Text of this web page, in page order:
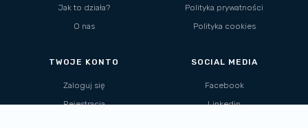
Jak to działa?
O nas
Polityka prywatności
Polityka cookies
TWOJE KONTO
Zaloguj się
Rejestracja
SOCIAL MEDIA
Facebook
Linkedin